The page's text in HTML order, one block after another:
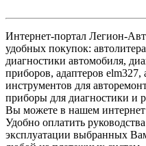
Интернет-портал Легион-
удобных покупок:
диагностики автомобиля,
приборов, адаптеров elm327,
инструментов для
приборы для диагностики и
Вы можете в нашем интернет
Удобно оплатить
эксплуатации выбранных